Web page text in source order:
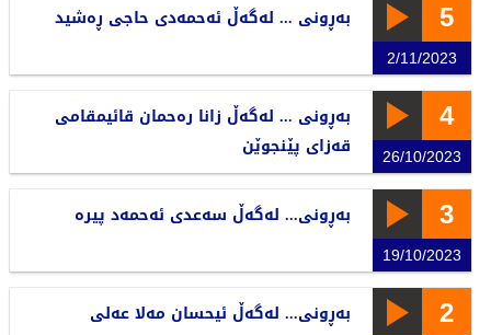
5
2/11/2023
بەڕونی ... لەگەڵ ئەحمەدی حاجی ڕەشید
4
26/10/2023
بەڕونی ... لەگەڵ زانا رەحمان قائیمقامی
قەزای پێنجوێن
3
19/10/2023
بەڕونی... لەگەڵ سەعدی ئەحمەد پیرە
2 بەڕونی... لەگەڵ ئیحسان مەلا عەلی